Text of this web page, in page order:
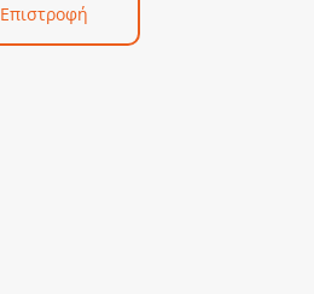
Επιστροφή